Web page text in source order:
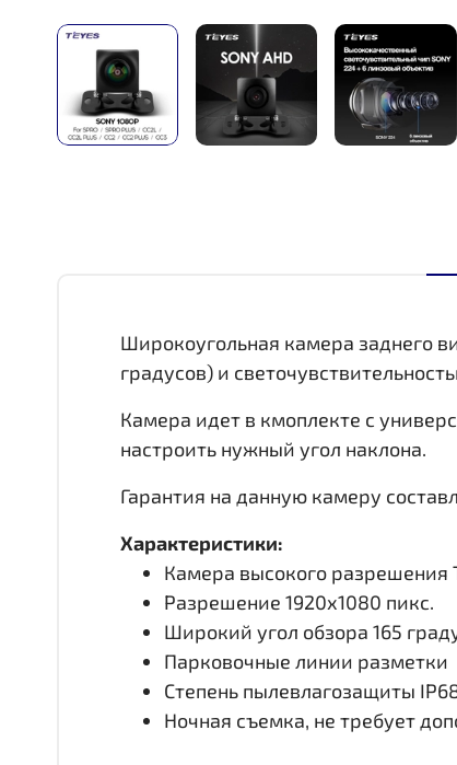
Широкоугольная камера заднего
градусов) и
Камера идет в кмоплекте с
настроить нужный угол наклона.
Гарантия на данную камеру
Характеристики:
Камера высокого разрешения
Разрешение 1920х1080 пикс.
Широкий угол обзора 165
Парковочные линии разметки
Степень пылевлагозащиты
Ночная съемка, не требует